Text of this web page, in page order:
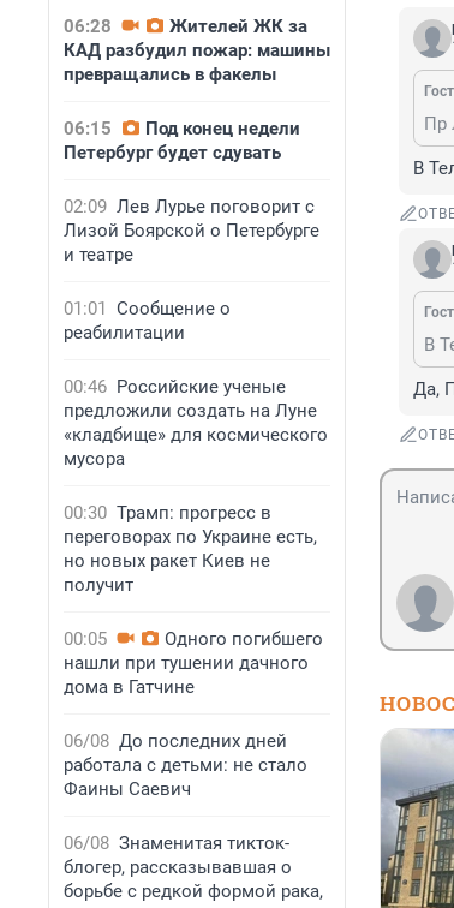
06:28
Жителей ЖК за
КАД разбудил пожар: машины
превращались в факелы
06:15
Под конец недели
Петербург будет сдувать
02:09 Лев Лурье поговорит с
Лизой Боярской о Петербурге
и театре
01:01 Сообщение о
реабилитации
00:46 Российские ученые
предложили создать на Луне
«кладбище» для космического
мусора
00:30 Трамп: прогресс в
переговорах по Украине есть,
но новых ракет Киев не
получит
00:05
Одного погибшего
нашли при тушении дачного
дома в Гатчине
06/08 До последних дней
работала с детьми: не стало
Фаины Саевич
06/08 Знаменитая тикток-
блогер, рассказывавшая о
борьбе с редкой формой рака,
Пр
В
В
Да,